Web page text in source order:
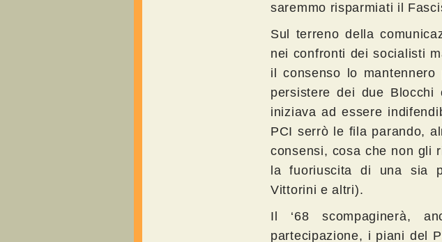
saremmo risparmiati il
Sul terreno della
nei confronti dei socialisti
il consenso lo
persistere dei due Blocchi
iniziava ad essere
PCI serrò le fila parando,
consensi, cosa che non gli
la fuoriuscita di una sia
Vittorini e altri).
Il ‘68 scompaginerà,
partecipazione, i piani del